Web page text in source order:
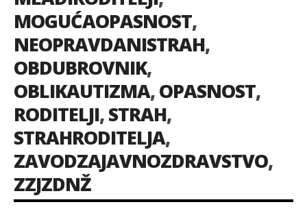
MOGUĆAOPASNOST,
NEOPRAVDANISTRAH,
OBDUBROVNIK,
OBLIKAUTIZMA,OPASNOST,
RODITELJI,STRAH,
STRAHRODITELJA,
ZAVODZAJAVNOZDRAVSTVO,
ZZJZDNŽ